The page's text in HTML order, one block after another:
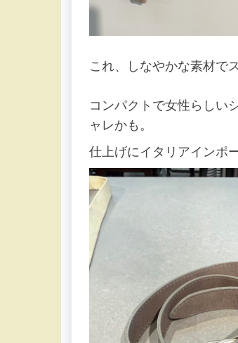
これ、しなやかな素材で
コンパクトで女性らしい
ャレかも。
仕上げにイタリアインポ